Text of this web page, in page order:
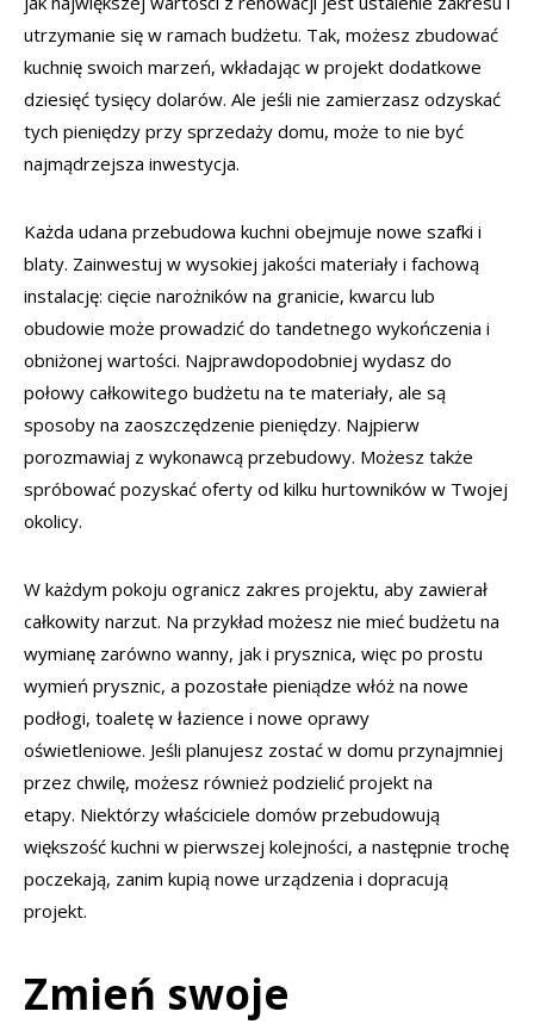
utrzymanie się w ramach budżetu. Tak, możesz zbudować
kuchnię swoich marzeń, wkładając w projekt dodatkowe
dziesięć tysięcy dolarów. Ale jeśli nie zamierzasz odzyskać
tych pieniędzy przy sprzedaży domu, może to nie być
najmądrzejsza inwestycja.
Każda udana przebudowa kuchni obejmuje nowe szafki i
blaty. Zainwestuj w wysokiej jakości materiały i fachową
instalację: cięcie narożników na granicie, kwarcu lub
obudowie może prowadzić do tandetnego wykończenia i
obniżonej wartości. Najprawdopodobniej wydasz do
połowy całkowitego budżetu na te materiały, ale są
sposoby na zaoszczędzenie pieniędzy. Najpierw
porozmawiaj z wykonawcą przebudowy. Możesz także
spróbować pozyskać oferty od kilku hurtowników w Twojej
okolicy.
W każdym pokoju ogranicz zakres projektu, aby zawierał
całkowity narzut. Na przykład możesz nie mieć budżetu na
wymianę zarówno wanny, jak i prysznica, więc po prostu
wymień prysznic, a pozostałe pieniądze włóż na nowe
podłogi, toaletę w łazience i nowe oprawy
oświetleniowe. Jeśli planujesz zostać w domu przynajmniej
przez chwilę, możesz również podzielić projekt na
etapy. Niektórzy właściciele domów przebudowują
większość kuchni w pierwszej kolejności, a następnie trochę
poczekają, zanim kupią nowe urządzenia i dopracują
projekt.
Zmień swoje